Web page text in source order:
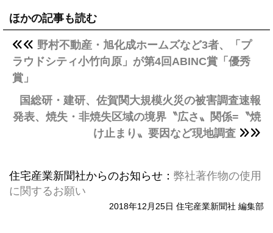
ほかの記事も読む
野村不動産・旭化成ホームズなど3者、「プ
ラウドシティ小竹向原」が第4回ABINC賞「優秀
賞」
国総研・建研、佐賀関大規模火災の被害調査速報
発表、焼失・非焼失区域の境界〝広さ〟関係=〝焼
け止まり〟要因など現地調査
住宅産業新聞社からのお知らせ： 弊社著作物の使用
に関するお願い
2018年12月25日 住宅産業新聞社 編集部